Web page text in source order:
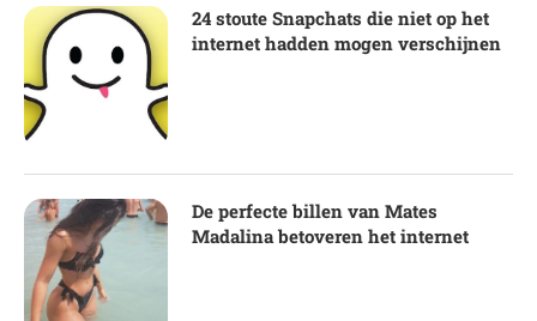
24 stoute Snapchats die niet op het
internet hadden mogen verschijnen
De perfecte billen van Mates
Madalina betoveren het internet